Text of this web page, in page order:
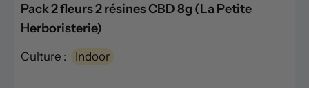
Pack 2 fleurs 2 résines CBD 8g (La Petite
Herboristerie)
Culture : Indoor